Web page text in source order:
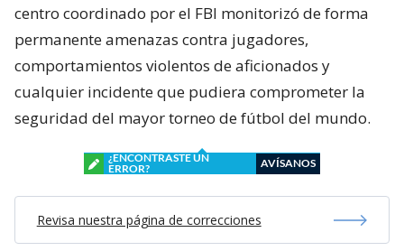
centro coordinado por el FBI monitorizó de forma
permanente amenazas contra jugadores,
comportamientos violentos de aficionados y
cualquier incidente que pudiera comprometer la
seguridad del mayor torneo de fútbol del mundo.
¿ENCONTRASTE UN
ERROR?
AVÍSANOS
Revisa nuestra página de correcciones